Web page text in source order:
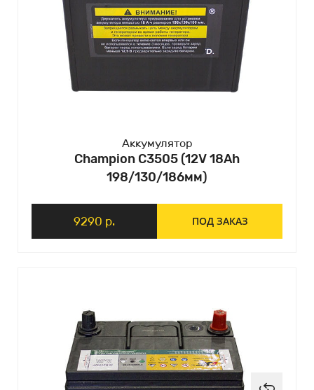
Аккумулятор
Champion C3505 (12V 18Ah
198/130/186мм)
9290 р. ПОД ЗАКАЗ